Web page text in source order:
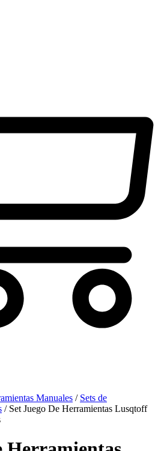
Manuales / Sets de
/ Set Juego De Herramientas Lusqtoff